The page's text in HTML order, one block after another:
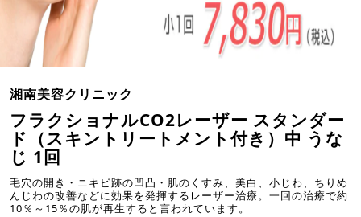
湘南美容クリニック
フラクショナルCO2レーザー スタンダー
ド（スキントリートメント付き）中 うな
じ 1回
毛穴の開き・ニキビ跡の凹凸・肌のくすみ、美白、小じわ、ちりめ
んじわの改善などに効果を発揮するレーザー治療。一回の治療で約
10％～15％の肌が再生すると言われています。